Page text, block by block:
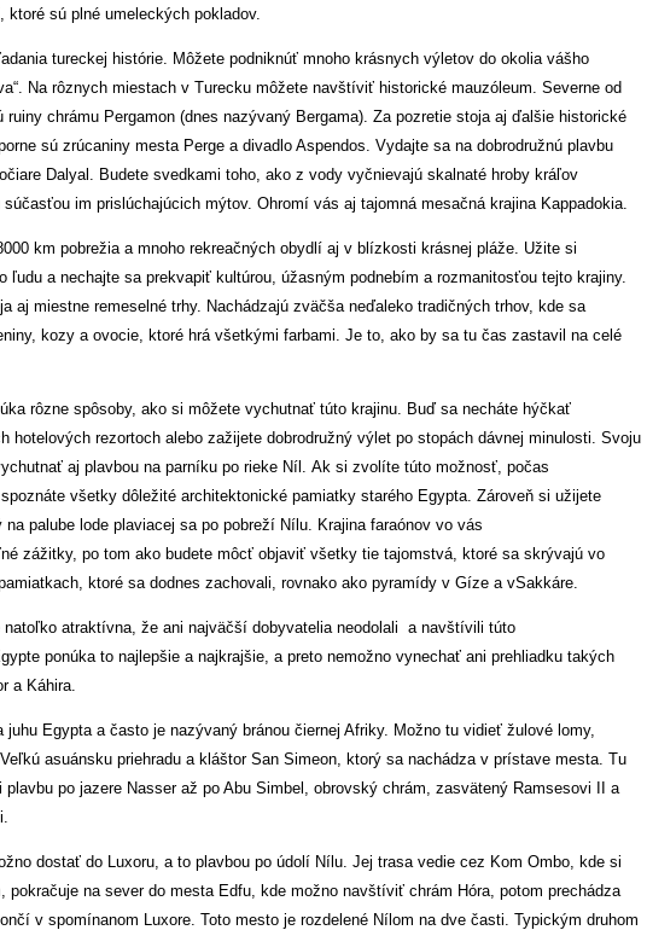
sú plné umeleckých pokladov.
tureckej histórie. Môžete podniknúť mnoho krásnych výletov do okolia vášho
Na rôznych miestach v Turecku môžete navštíviť historické mauzóleum. Severne od
ruiny chrámu Pergamon (dnes nazývaný Bergama). Za pozretie stoja aj ďalšie historické
sú zrúcaniny mesta Perge a divadlo Aspendos. Vydajte sa na dobrodružnú plavbu
Dalyal. Budete svedkami toho, ako z vody vyčnievajú skalnaté hroby kráľov
im prislúchajúcich mýtov. Ohromí vás aj tajomná mesačná krajina Kappadokia.
km pobrežia a mnoho rekreačných obydlí aj v blízkosti krásnej pláže. Užite si
ľudu a nechajte sa prekvapiť kultúrou, úžasným podnebím a rozmanitosťou tejto krajiny.
aj miestne remeselné trhy. Nachádzajú zväčša neďaleko tradičných trhov, kde sa
kozy a ovocie, ktoré hrá všetkými farbami. Je to, ako by sa tu čas zastavil na celé
rôzne spôsoby, ako si môžete vychutnať túto krajinu. Buď sa necháte hýčkať
hotelových rezortoch alebo zažijete dobrodružný výlet po stopách dávnej minulosti. Svoju
aj plavbou na parníku po rieke Níl. Ak si zvolíte túto možnosť, počas
všetky dôležité architektonické pamiatky starého Egypta. Zároveň si užijete
na palube lode plaviacej sa po pobreží Nílu. Krajina faraónov vo vás
zážitky, po tom ako budete môcť objaviť všetky tie tajomstvá, ktoré sa skrývajú vo
ktoré sa dodnes zachovali, rovnako ako pyramídy v Gíze a vSakkáre.
natoľko atraktívna, že ani najväčší dobyvatelia neodolali a navštívili túto
ponúka to najlepšie a najkrajšie, a preto nemožno vynechať ani prehliadku takých
a Káhira.
juhu Egypta a často je nazývaný bránou čiernej Afriky. Možno tu vidieť žulové lomy,
asuánsku priehradu a kláštor San Simeon, ktorý sa nachádza v prístave mesta. Tu
po jazere Nasser až po Abu Simbel, obrovský chrám, zasvätený Ramsesovi II a
dostať do Luxoru, a to plavbou po údolí Nílu. Jej trasa vedie cez Kom Ombo, kde si
pokračuje na sever do mesta Edfu, kde možno navštíviť chrám Hóra, potom prechádza
v spomínanom Luxore. Toto mesto je rozdelené Nílom na dve časti. Typickým druhom